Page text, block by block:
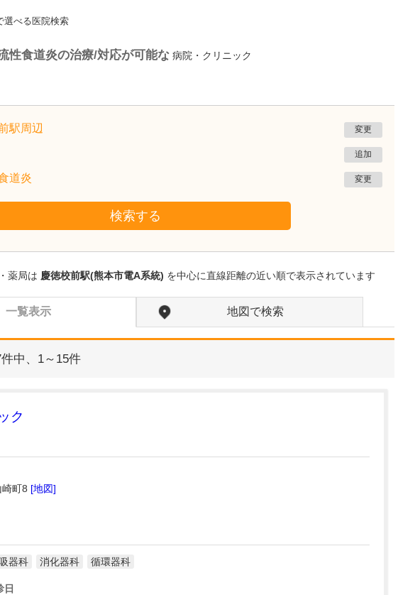
選べる医院検索
性食道炎の治療/対応が可能な 病院・クリニック
駅周辺 変更
追加
道炎 変更
検索する
薬局は 慶徳校前駅(熊本市電A系統) を中心に直線距離の近い順で表示されています
一覧表示 地図で検索
件中、 1～15件
ク
町8 [地図]
器科 消化器科 循環器科
日
熊本県熊本市南区
たかしお内科ハートクリニック
大学病院で要職を担ってきた先生が開業を決め
たのにはどのような理由があったのでしょうか?
心不全という病気は発症